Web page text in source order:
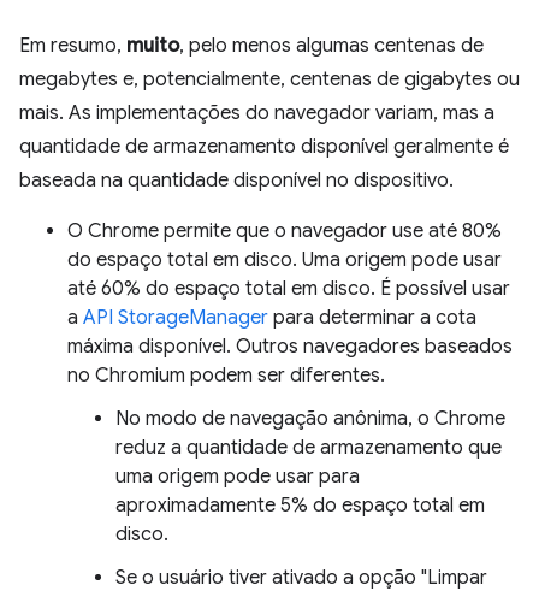
Em resumo, muito, pelo menos algumas centenas de
megabytes e, potencialmente, centenas de gigabytes ou
mais. As implementações do navegador variam, mas a
quantidade de armazenamento disponível geralmente é
baseada na quantidade disponível no dispositivo.
O Chrome permite que o navegador use até 80%
do espaço total em disco. Uma origem pode usar
até 60% do espaço total em disco. É possível usar
a API StorageManager para determinar a cota
máxima disponível. Outros navegadores baseados
no Chromium podem ser diferentes.
No modo de navegação anônima, o Chrome
reduz a quantidade de armazenamento que
uma origem pode usar para
aproximadamente 5% do espaço total em
disco.
Se o usuário tiver ativado a opção "Limpar